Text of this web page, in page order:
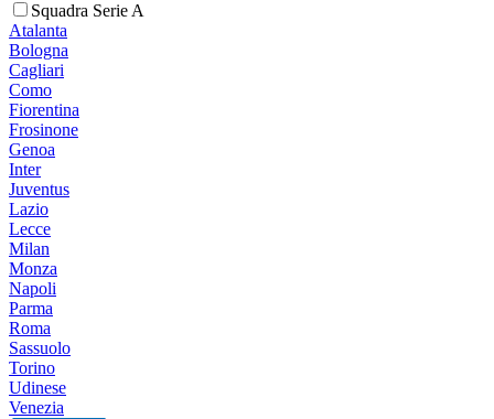
Squadra Serie A
Atalanta
Bologna
Cagliari
Como
Fiorentina
Frosinone
Genoa
Inter
Juventus
Lazio
Lecce
Milan
Monza
Napoli
Parma
Roma
Sassuolo
Torino
Udinese
Venezia